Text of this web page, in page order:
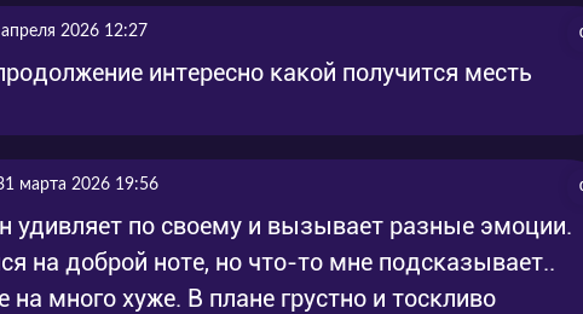
2026 12:27
интересно какой получится месть
марта 2026 19:56
удивляет по своему и вызывает разные эмоции.
на доброй ноте, но что-то мне подсказывает..
на много хуже. В плане грустно и тоскливо